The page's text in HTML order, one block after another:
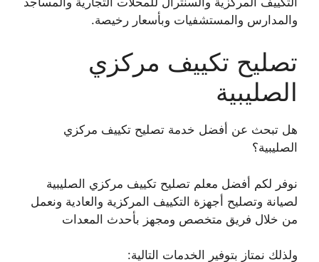
والمدارس والمستشفيات وبأسعار رخيصة.
تصليح تكييف مركزي
الصليبية
هل تبحث عن أفضل خدمة تصليح تكييف مركزي
الصليبية؟
نوفر لكم أفضل معلم تصليح تكييف مركزي الصليبية
لصيانة وتصليح أجهزة التكييف المركزية والعادية ونعمل
من خلال فريق متخصص ومجهز بأحدث المعدات
ولذلك نمتاز بتوفير الخدمات التالية: